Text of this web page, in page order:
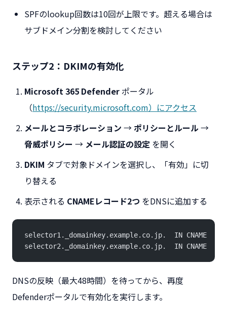
SPFのlookup回数は10回が上限です。超える場合は
サブドメイン分割を検討してください
ステップ2：DKIMの有効化
Microsoft 365 Defender ポータル
（https://security.microsoft.com）にアクセス
メールとコラボレーション →ポリシーとルール→
脅威ポリシー → メール認証の設定 を開く
DKIM タブで対象ドメインを選択し、「有効」に切
り替える
表示される CNAMEレコード2つ をDNSに追加する
selector1._domainkey.example.co.jp.  IN CNAME
selector2._domainkey.example.co.jp.  IN CNAME
DNSの反映（最大48時間）を待ってから、再度
Defenderポータルで有効化を実行します。